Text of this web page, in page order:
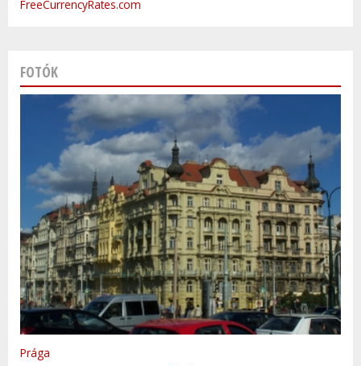
FreeCurrencyRates.com
FOTÓK
Prága
Varsó